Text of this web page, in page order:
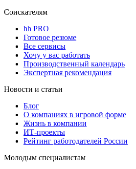
Соискателям
hh PRO
Готовое резюме
Все сервисы
Хочу у вас работать
Производственный календарь
Экспертная рекомендация
Новости и статьи
Блог
О компаниях в игровой форме
Жизнь в компании
ИТ-проекты
Рейтинг работодателей России
Молодым специалистам